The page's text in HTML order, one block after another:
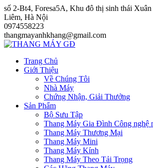
Skip
to
content
số 2-Bt4, Foresa5A, Khu đô thị sinh thái
Liêm, Hà Nội
0974558223
thangmayanhkhang@gmail.com
Trang Chủ
Giới Thiệu
Về Chúng Tôi
Nhà Máy
Chứng Nhận, Giải Thưởng
Sản Phẩm
Bộ Sưu Tập
Thang Máy Gia Đình Công nghệ
Thang Máy Thương Mại
Thang Máy Mini
Thang Máy Kính
Thang Máy Theo Tải Trọng